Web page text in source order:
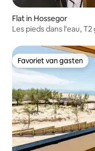
Flat in Hossegor
Les pieds dans l'eau,
Favoriet van gasten
Favoriet van gasten